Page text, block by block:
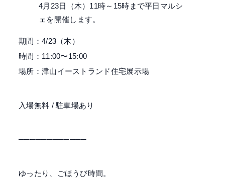
4月23日（木）11時～15時まで平日マルシ
ェを開催します。
期間：4/23（木）
時間：11:00〜15:00
場所：津山イーストランド住宅展示場
入場無料 / 駐車場あり
────────────
ゆったり、ごほうび時間。